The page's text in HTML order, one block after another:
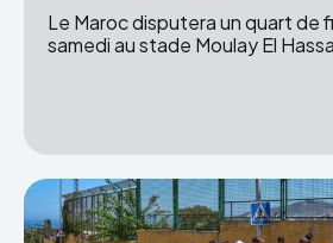
Le Maroc disputera un quart de
samedi au stade Moulay El